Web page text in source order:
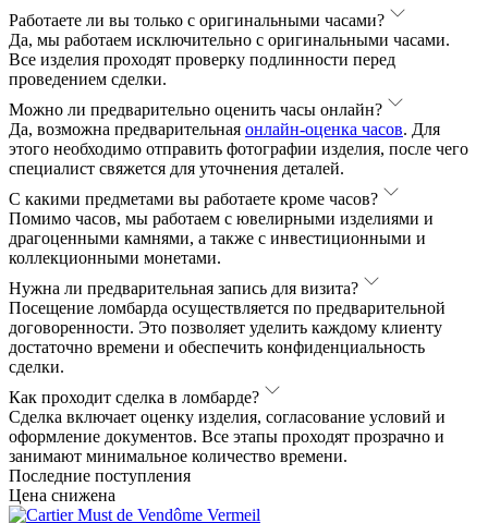
Работаете ли вы только с оригинальными часами?
Да, мы работаем исключительно с оригинальными часами.
Все изделия проходят проверку подлинности перед
проведением сделки.
Можно ли предварительно оценить часы онлайн?
Да, возможна предварительная онлайн-оценка часов. Для
этого необходимо отправить фотографии изделия, после чего
специалист свяжется для уточнения деталей.
С какими предметами вы работаете кроме часов?
Помимо часов, мы работаем с ювелирными изделиями и
драгоценными камнями, а также с инвестиционными и
коллекционными монетами.
Нужна ли предварительная запись для визита?
Посещение ломбарда осуществляется по предварительной
договоренности. Это позволяет уделить каждому клиенту
достаточно времени и обеспечить конфиденциальность
сделки.
Как проходит сделка в ломбарде?
Сделка включает оценку изделия, согласование условий и
оформление документов. Все этапы проходят прозрачно и
занимают минимальное количество времени.
Последние поступления
Цена снижена